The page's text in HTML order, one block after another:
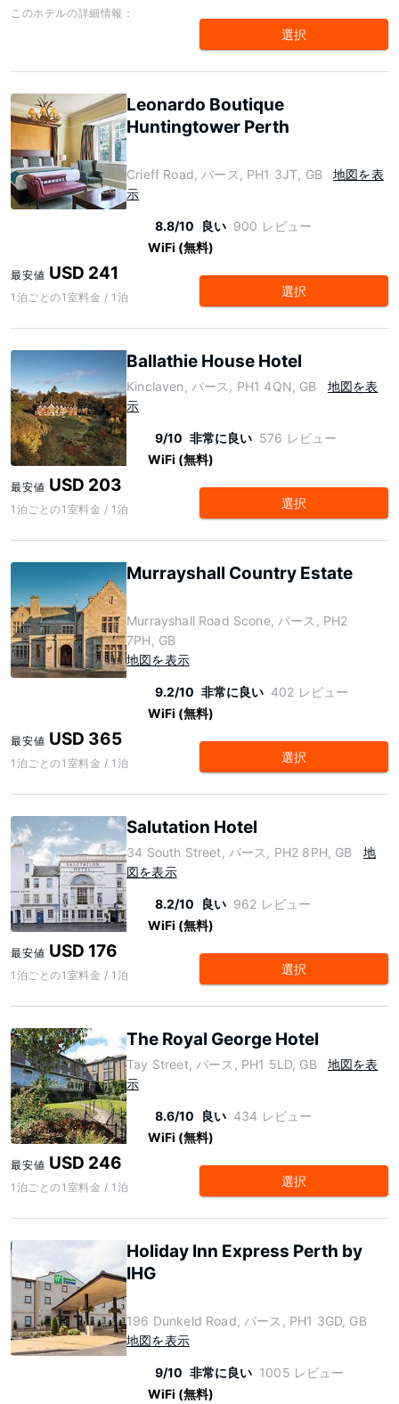
このホテルの詳細情報：
選択
Leonardo Boutique
Huntingtower Perth
Crieff Road, パース, PH1 3JT, GB
地図を表
示
8.8/10 良い 900 レビュー
WiFi (無料)
最安値 USD 241
1泊ごとの1室料金 / 1泊 選択
Ballathie House Hotel
Kinclaven, パース, PH1 4QN, GB
地図を表
示
9/10 非常に良い 576 レビュー
WiFi (無料)
最安値 USD 203
1泊ごとの1室料金 / 1泊 選択
Murrayshall Country Estate
Murrayshall Road Scone, パース, PH2
7PH, GB
地図を表示
9.2/10 非常に良い 402 レビュー
WiFi (無料)
最安値 USD 365
1泊ごとの1室料金 / 1泊 選択
Salutation Hotel
34 South Street, パース, PH2 8PH, GB
地
図を表示
8.2/10 良い 962 レビュー
WiFi (無料)
最安値 USD 176
1泊ごとの1室料金 / 1泊 選択
The Royal George Hotel
Tay Street, パース, PH1 5LD, GB
地図を表
示
8.6/10 良い 434 レビュー
WiFi (無料)
最安値 USD 246
1泊ごとの1室料金 / 1泊 選択
Holiday Inn Express Perth by
IHG
196 Dunkeld Road, パース, PH1 3GD, GB
地図を表示
9/10 非常に良い 1005 レビュー
WiFi (無料)